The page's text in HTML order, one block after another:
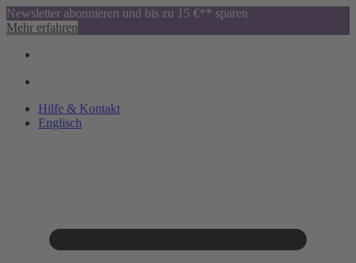
Newsletter abonnieren und bis zu 15 €** sparen
Mehr erfahren
Hilfe & Kontakt
Englisch